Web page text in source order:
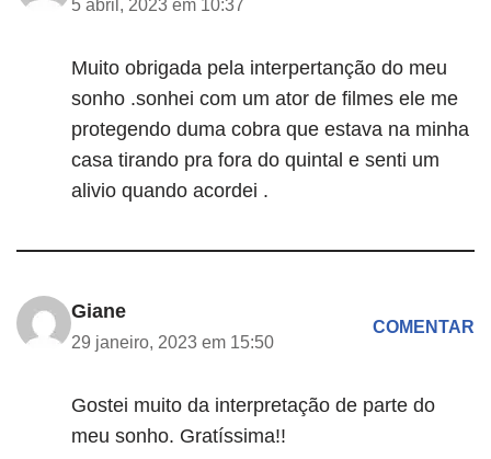
5 abril, 2023 em 10:37
Muito obrigada pela interpertanção do meu
sonho .sonhei com um ator de filmes ele me
protegendo duma cobra que estava na minha
casa tirando pra fora do quintal e senti um
alivio quando acordei .
Giane
29 janeiro, 2023 em 15:50
COMENTAR
Gostei muito da interpretação de parte do
meu sonho. Gratíssima!!